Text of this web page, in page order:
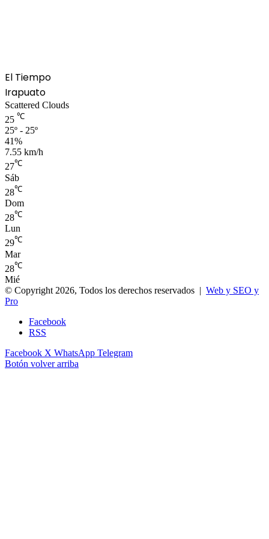
El Tiempo
Irapuato
Scattered Clouds
25 ℃
25º - 25º
41%
7.55 km/h
27℃
Sáb
28℃
Dom
28℃
Lun
29℃
Mar
28℃
Mié
© Copyright 2026, Todos los derechos reservados | Web y SEO y
Pro
Facebook
RSS
Facebook X WhatsApp Telegram
Botón volver arriba